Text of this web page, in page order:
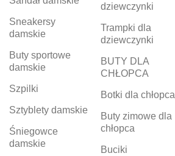
Sneakersy
damskie
Buty sportowe
damskie
Szpilki
Sztyblety damskie
Śniegowce
damskie
dziewczynki
Trampki dla
dziewczynki
BUTY DLA
CHŁOPCA
Botki dla chłopca
Buty zimowe dla
chłopca
Buciki